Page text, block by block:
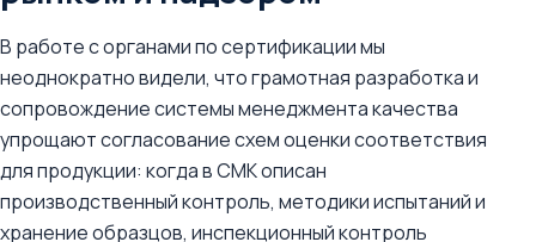
В работе с органами по сертификации мы
неоднократно видели, что грамотная разработка и
сопровождение системы менеджмента качества
упрощают согласование схем оценки соответствия
для продукции: когда в СМК описан
производственный контроль, методики испытаний и
хранение образцов, инспекционный контроль